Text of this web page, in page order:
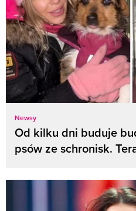
Newsy
Od kilku dni buduje
psów ze schronisk.